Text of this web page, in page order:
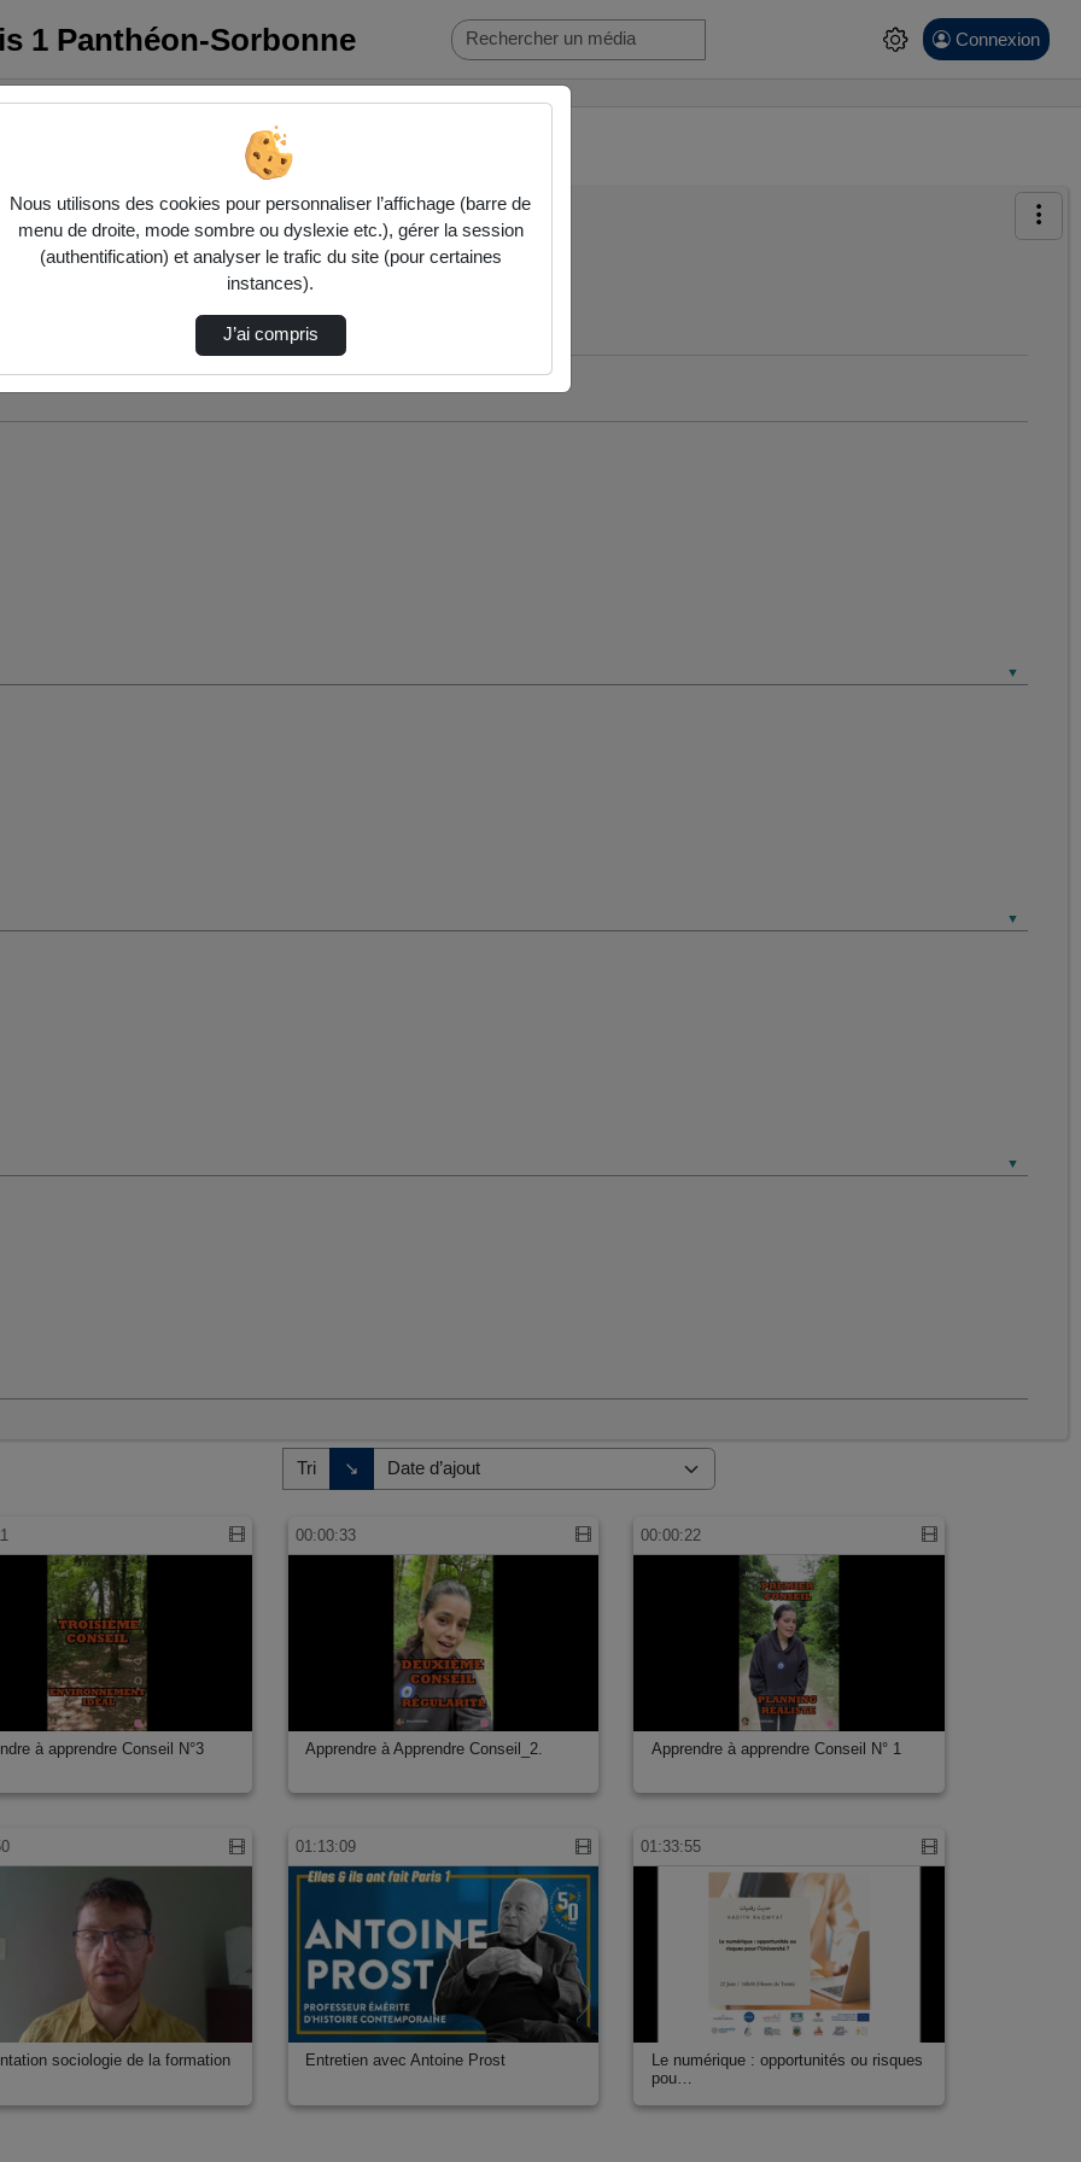
1 Panthéon-Sorbonne Connexion
ci-dessous. Consultez les options pour ajuster les résultats.
et sociales
Tri ↘
Direction de tri
à apprendre Conseil N°3
00:00:33
Apprendre à Apprendre Conseil_2.
00:00:22
Apprendre à apprendre Conseil N° 1
sociologie de la formation
01:13:09
Entretien avec Antoine Prost
01:33:55
Le numérique : opportunités ou risques
pou…
Nous utilisons des cookies pour personnaliser l’affichage (barre de
menu de droite, mode sombre ou dyslexie etc.), gérer la session
(authentification) et analyser le trafic du site (pour certaines
instances).
J’ai compris